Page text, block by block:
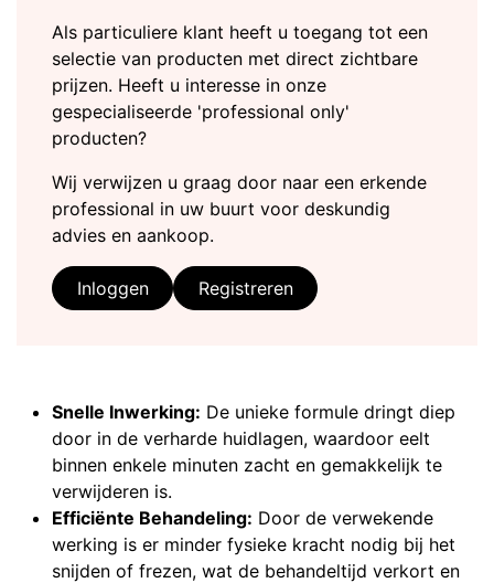
Snelle Inwerking: De unieke formule dringt diep
door in de verharde huidlagen, waardoor eelt
binnen enkele minuten zacht en gemakkelijk te
verwijderen is.
Efficiënte Behandeling: Door de verwekende
werking is er minder fysieke kracht nodig bij het
snijden of frezen, wat de behandeltijd verkort en
Als particuliere klant heeft u toegang tot een
selectie van producten met direct zichtbare
prijzen. Heeft u interesse in onze
gespecialiseerde 'professional only'
producten?
Wij verwijzen u graag door naar een erkende
professional in uw buurt voor deskundig
advies en aankoop.
Inloggen Registreren